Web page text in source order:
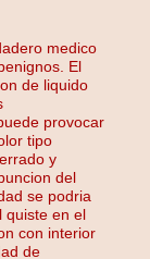
medico
El
de liquido
provocar
tipo
y
del
se podria
quiste en el
con interior
de